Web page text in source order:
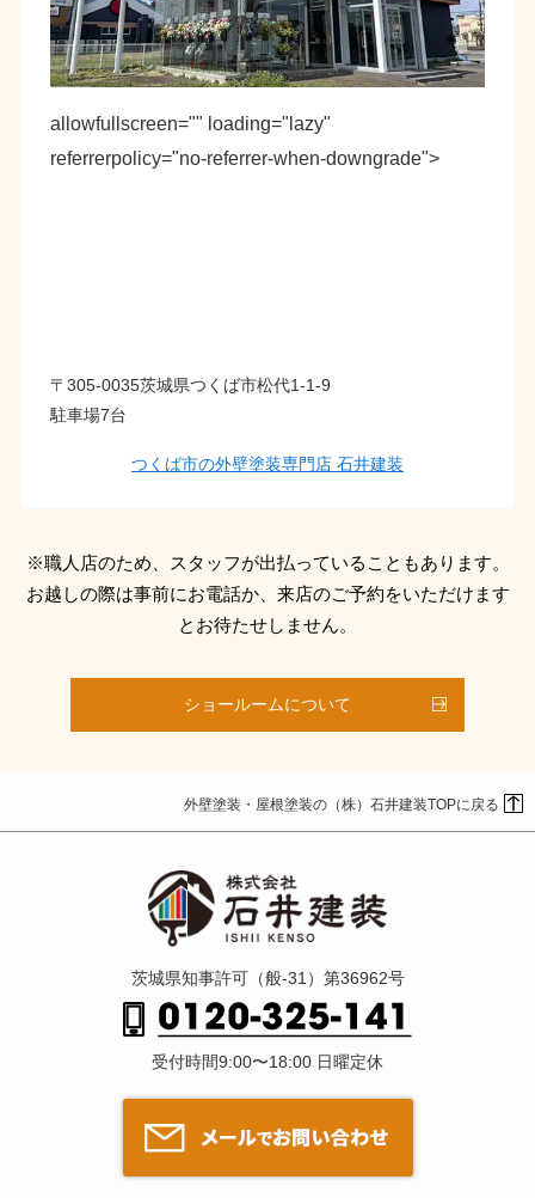
allowfullscreen="" loading="lazy"
referrerpolicy="no-referrer-when-downgrade">
〒305-0035茨城県つくば市松代1-1-9
駐車場7台
つくば市の外壁塗装専門店 石井建装
※職人店のため、スタッフが出払っていることもあります。
お越しの際は事前にお電話か、来店のご予約をいただけます
とお待たせしません。
ショールームについて
外壁塗装・屋根塗装の（株）石井建装TOPに戻る
茨城県知事許可（般-31）第36962号
受付時間9:00〜18:00 日曜定休